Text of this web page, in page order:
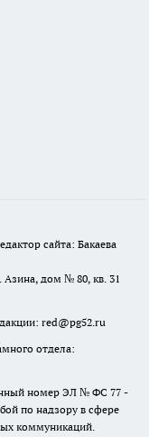
сайта: Бакаева
Азина, дом № 80, кв. 31
red@pg52.ru
отдела:
номер ЭЛ № ФС 77 -
по надзору в сфере
коммуникаций.